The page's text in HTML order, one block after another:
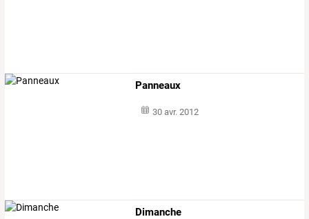
Panneaux
30 avr. 2012
Dimanche